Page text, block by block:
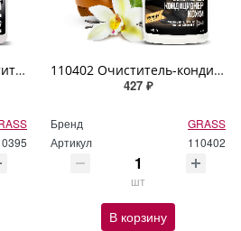
110395 Полироль-очиститель пластика матовый GRASS "Polyrole Matte" ваниль 600мл
110402 Очиститель-кондиционер кожи GRASS "Leather Cleaner Conditioner" 600мл
427 ₽
Бренд
GRASS
Артикул
110402
шт
В корзину